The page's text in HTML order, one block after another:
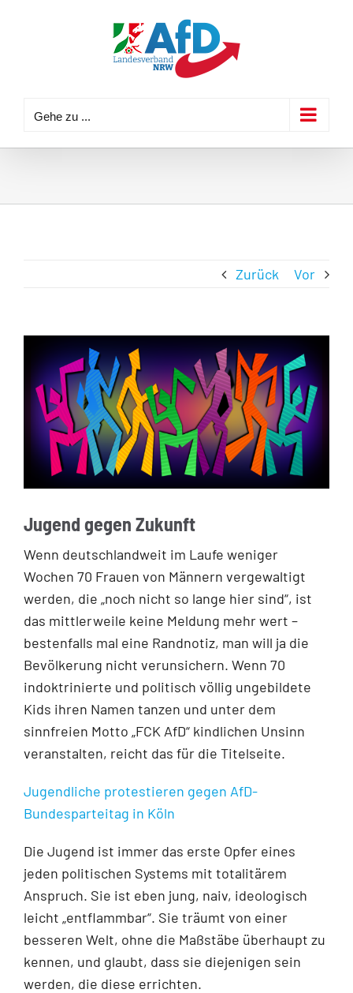
Gehe zu ...
Zurück Vor
Jugend gegen Zukunft
Wenn deutschlandweit im Laufe weniger
Wochen 70 Frauen von Männern vergewaltigt
werden, die „noch nicht so lange hier sind“, ist
das mittlerweile keine Meldung mehr wert –
bestenfalls mal eine Randnotiz, man will ja die
Bevölkerung nicht verunsichern. Wenn 70
indoktrinierte und politisch völlig ungebildete
Kids ihren Namen tanzen und unter dem
sinnfreien Motto „FCK AfD“ kindlichen Unsinn
veranstalten, reicht das für die Titelseite.
Jugendliche protestieren gegen AfD-
Bundesparteitag in Köln
Die Jugend ist immer das erste Opfer eines
jeden politischen Systems mit totalitärem
Anspruch. Sie ist eben jung, naiv, ideologisch
leicht „entflammbar“. Sie träumt von einer
besseren Welt, ohne die Maßstäbe überhaupt zu
kennen, und glaubt, dass sie diejenigen sein
werden, die diese errichten.